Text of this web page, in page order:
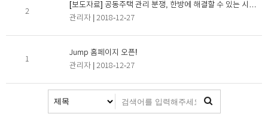
2
[보도자료] 공동주택 관리 분쟁, 한방에 해결할 수 있는 시스
템 Jump 개발돼 눈길.
관리자| 2018-12-27
1
Jump 홈페이지 오픈!
관리자| 2018-12-27